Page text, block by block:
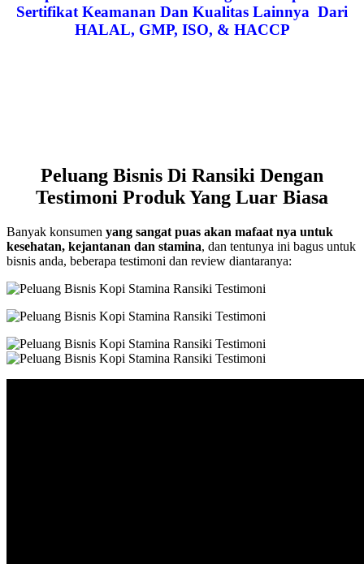
Sertifikat Keamanan Dan Kualitas Lainnya Dari
HALAL, GMP, ISO, & HACCP
Peluang Bisnis Di Ransiki Dengan
Testimoni Produk Yang Luar Biasa
Banyak konsumen yang sangat puas akan mafaat nya untuk
kesehatan, kejantanan dan stamina, dan tentunya ini bagus untuk
bisnis anda, beberapa testimoni dan review diantaranya: